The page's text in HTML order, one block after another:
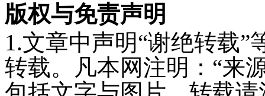
版权与免责声明
1.文章中声明“谢绝转载
转载。凡本网注明：“来